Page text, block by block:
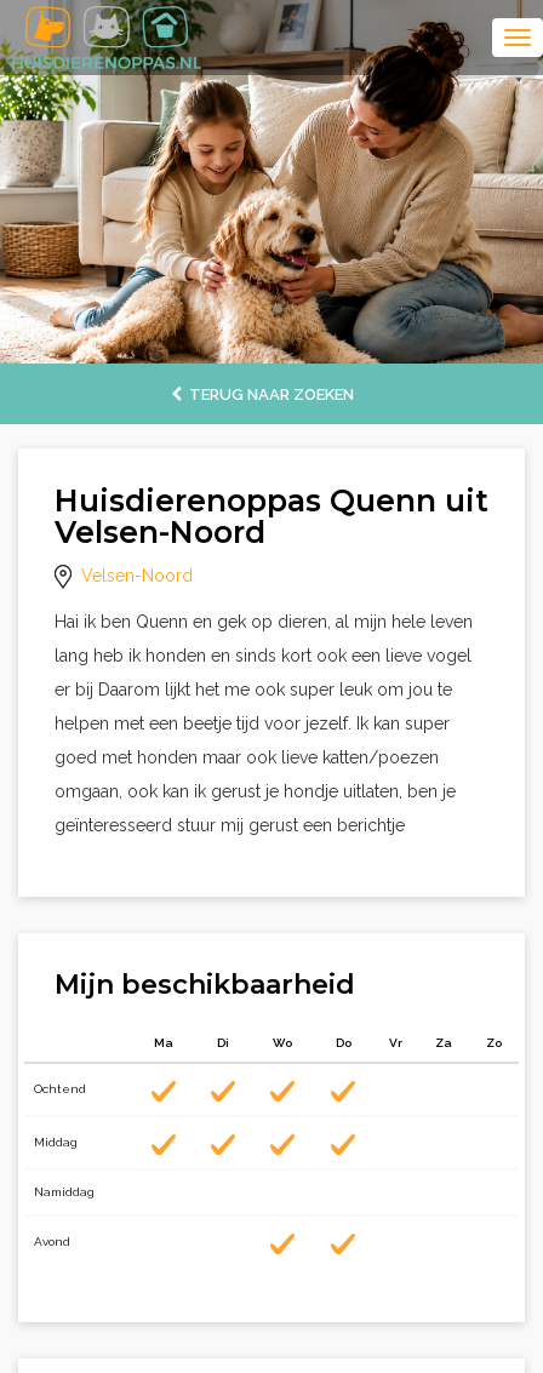
TERUG NAAR ZOEKEN
Huisdierenoppas Quenn uit
Velsen-Noord
Velsen-Noord
Hai ik ben Quenn en gek op dieren, al mijn hele leven
lang heb ik honden en sinds kort ook een lieve vogel
er bij Daarom lijkt het me ook super leuk om jou te
helpen met een beetje tijd voor jezelf. Ik kan super
goed met honden maar ook lieve katten/poezen
omgaan, ook kan ik gerust je hondje uitlaten, ben je
geïnteresseerd stuur mij gerust een berichtje
Mijn beschikbaarheid
Ma Di Wo Do Vr Za Zo
Ochtend
Middag
Namiddag
Avond